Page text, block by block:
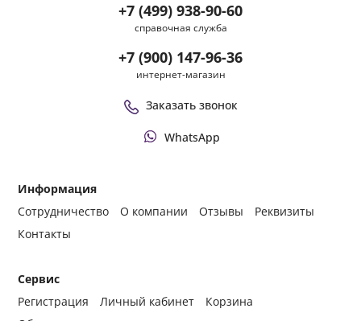
Информация
Сотрудничество
О компании Отзывы
Реквизиты
Контакты
Сервис
Регистрация
Личный кабинет
Корзина
+7 (499) 938-90-60
справочная служба
+7 (900) 147-96-36
интернет-магазин
Заказать звонок
WhatsApp